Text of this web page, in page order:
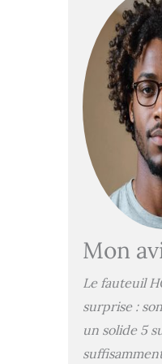
Mon
Le fauteuil
surprise :
un solide 5